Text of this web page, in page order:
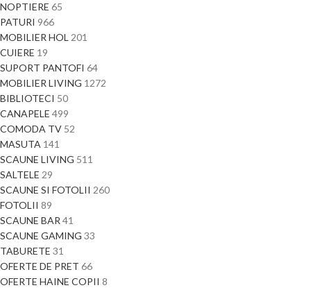
NOPTIERE 65
PATURI 966
MOBILIER HOL 201
CUIERE 19
SUPORT PANTOFI 64
MOBILIER LIVING 1272
BIBLIOTECI 50
CANAPELE 499
COMODA TV 52
MASUTA 141
SCAUNE LIVING 511
SALTELE 29
SCAUNE SI FOTOLII 260
FOTOLII 89
SCAUNE BAR 41
SCAUNE GAMING 33
TABURETE 31
OFERTE DE PRET 66
OFERTE HAINE COPII 8